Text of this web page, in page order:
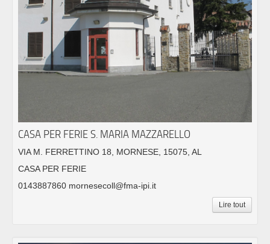
CASA PER FERIE S. MARIA MAZZARELLO
VIA M. FERRETTINO 18, MORNESE, 15075, AL
CASA PER FERIE
0143887860 mornesecoll@fma-ipi.it
Lire tout